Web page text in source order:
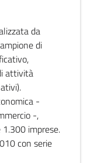
da
di
attività
-
-,
imprese.
con serie